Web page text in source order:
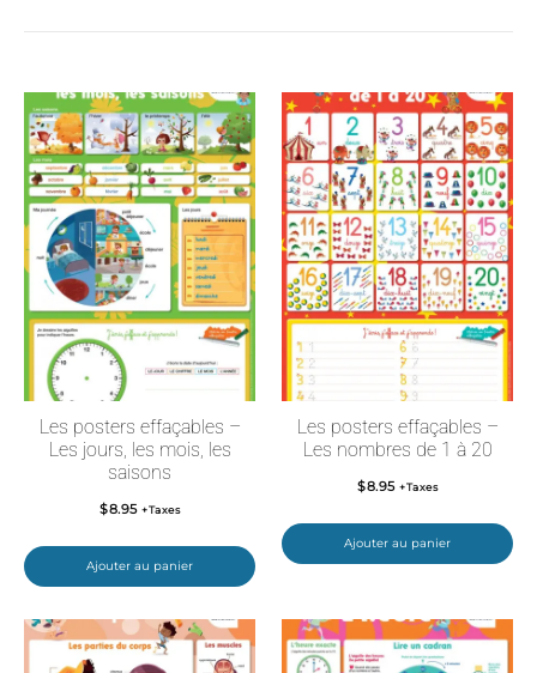
Les posters effaçables –
Les jours, les mois, les
saisons
$8.95 +Taxes
Ajouter au panier
Les posters effaçables –
Les nombres de 1 à 20
$8.95 +Taxes
Ajouter au panier